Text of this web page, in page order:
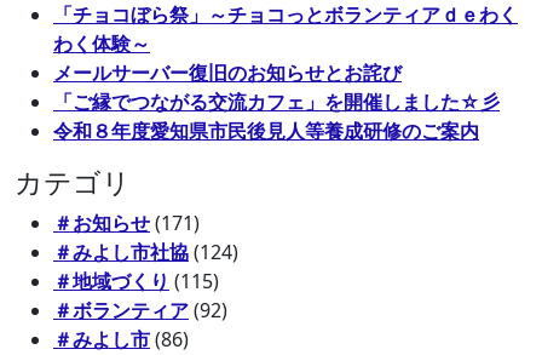
「チョコぼら祭」～チョコっとボランティアｄｅわく
わく体験～
メールサーバー復旧のお知らせとお詫び
「ご縁でつながる交流カフェ」を開催しました☆彡
令和８年度愛知県市民後見人等養成研修のご案内
カテゴリ
＃お知らせ(171)
＃みよし市社協(124)
＃地域づくり (115)
＃ボランティア(92)
＃みよし市(86)